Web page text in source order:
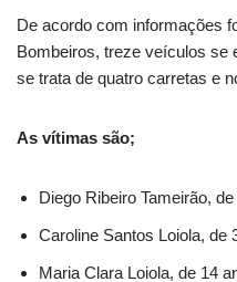
De acordo com informações
Bombeiros, treze veículos se
se trata de quatro carretas e
As vítimas são;
Diego Ribeiro Tameirão,
Caroline Santos Loiola, de
Maria Clara Loiola, de 14